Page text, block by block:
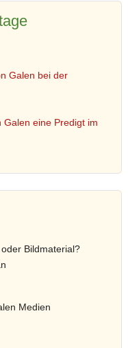
Galen bei der
eine Predigt im
Bildmaterial?
Medien